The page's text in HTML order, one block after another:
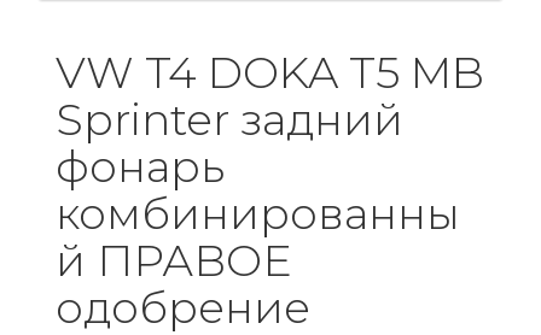
VW T4 DOKA T5 MB
Sprinter задний
фонарь
комбинированны
й ПРАВОЕ
одобрение